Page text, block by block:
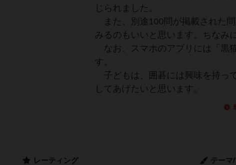
じられました。
また、別途100問が掲載された
みるのもいいと思います。ちなみ
なお、スマホのアプリには「黒
す。
子どもは、囲碁には興味を持っ
してあげたいと思います。
テーマ
レーティング